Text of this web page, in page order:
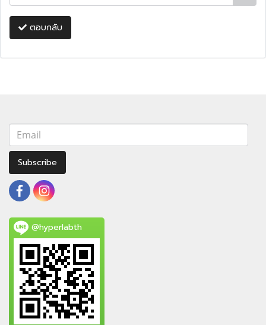
ตอบกลับ
Subscribe
@hyperlabth